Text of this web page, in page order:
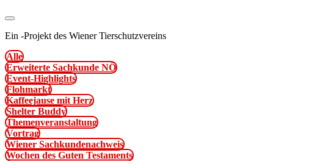
Ein -Projekt des Wiener Tierschutzvereins
Alle
Erweiterte Sachkunde NÖ
Event-Highlights
Flohmarkt
Kaffeejause mit Herz
Shelter Buddy
Themenveranstaltung
Vortrag
Wiener Sachkundenachweis
Wochen des Guten Testaments